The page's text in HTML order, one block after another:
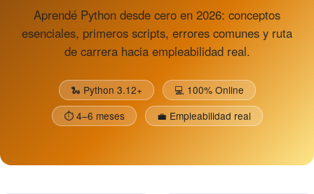
Aprendé Python desde cero en 2026: conceptos
esenciales, primeros scripts, errores comunes y ruta
de carrera hacia empleabilidad real.
🐍 Python 3.12+
💻 100% Online
⏱️ 4–6 meses
💼 Empleabilidad real